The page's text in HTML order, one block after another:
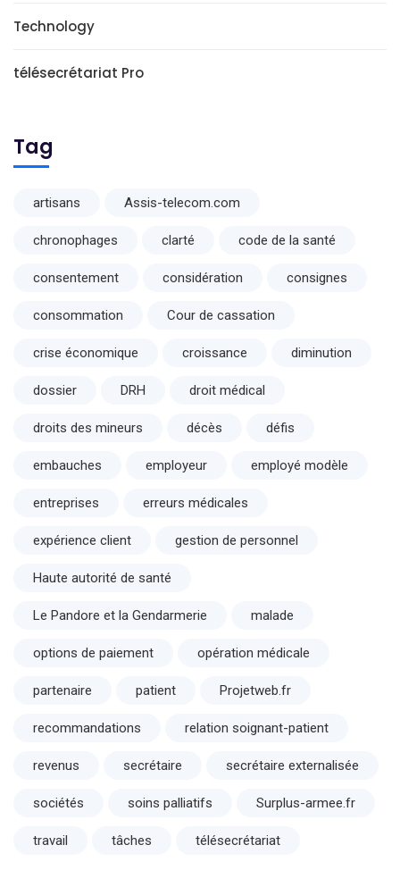
Technology
télésecrétariat Pro
Tag
artisans Assis-telecom.com
chronophages clarté code de la santé
consentement considération consignes
consommation Cour de cassation
crise économique croissance diminution
dossier DRH droit médical
droits des mineurs décès défis
embauches employeur employé modèle
entreprises erreurs médicales
expérience client gestion de personnel
Haute autorité de santé
Le Pandore et la Gendarmerie malade
options de paiement opération médicale
partenaire patient Projetweb.fr
recommandations relation soignant-patient
revenus secrétaire secrétaire externalisée
sociétés soins palliatifs Surplus-armee.fr
travail tâches télésecrétariat